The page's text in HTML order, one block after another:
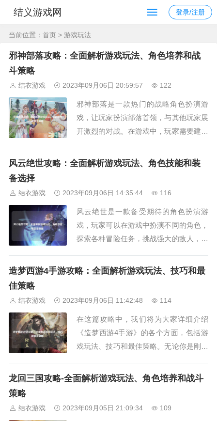
结义游戏网 登录/注册
当前位置： 首页 > 游戏玩法
邪神部落攻略：全面解析游戏玩法、角色培养和战
斗策略
结衣游戏 2023年09月06日 20:59:57 122
邪神部落是一款热门的战略角色扮演游
戏，让玩家扮演部落首领，与其他玩家展
开激烈的对战。在游戏中，玩家需要建设
并与其他玩家进行战斗。本攻略将为您提
玩法在邪神部落中，玩家需要通过建设和
管理自己的部落...
风云绝世攻略：全面解析游戏玩法、角色技能和装
备选择
结衣游戏 2023年09月06日 14:35:44 116
风云绝世是一款备受期待的角色扮演游
戏，玩家可以在游戏中扮演不同的角色，
探索各种冒险任务，挑战强大的敌人，收
游戏的玩法、角色技能和装备选择，帮助
行游戏，每个角色都有独特的技能和特
性。玩家需要通过...
造梦西游4手游攻略：全面解析游戏玩法、技巧和最
佳策略
结衣游戏 2023年09月06日 11:42:48 114
在这篇攻略中，我们将为大家详细介绍
《造梦西游4手游》的各个方面，包括游
戏玩法、技巧和最佳策略。无论你是刚刚
老玩家，相信本攻略能够帮助你更好地理
角色扮演游戏，玩家需要扮演游戏中的主
龙回三国攻略-全面解析游戏玩法、角色培养和战斗
策略
结衣游戏 2023年09月05日 21:09:34 109